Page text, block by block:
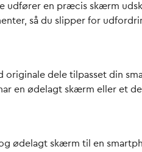
udfører en præcis skærm
så du slipper for
dele tilpasset din
en ødelagt skærm eller et
ødelagt skærm til en